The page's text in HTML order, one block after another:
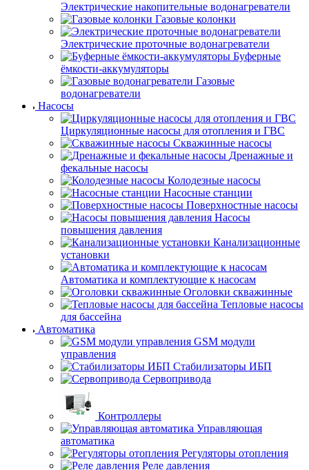
Электрические накопительные водонагреватели
Газовые колонки
Электрические проточные водонагреватели
Буферные
ёмкости-аккумуляторы
Газовые
водонагреватели
Насосы
Циркуляционные насосы для отопления и ГВС
Скважинные насосы
Дренажные и
фекальные насосы
Колодезные насосы
Насосные станции
Поверхностные насосы
Насосы
повышения давления
Канализационные
установки
Автоматика и комплектующие к насосам
Оголовки скважинные
Тепловые насосы
для бассейна
Автоматика
GSM модули
управления
Стабилизаторы ИБП
Сервопривода
Контроллеры
Управляющая
автоматика
Регуляторы отопления
Реле давления